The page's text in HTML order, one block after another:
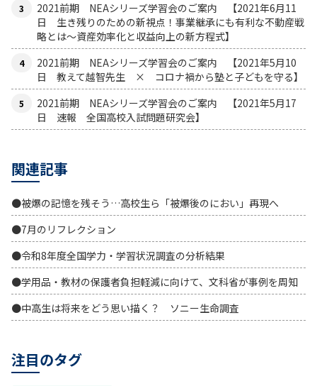
2021前期 NEAシリーズ学習会のご案内 【2021年6月11
日 生き残りのための新視点！事業継承にも有利な不動産戦
略とは〜資産効率化と収益向上の新方程式】
2021前期 NEAシリーズ学習会のご案内 【2021年5月10
日 教えて越智先生 × コロナ禍から塾と子どもを守る】
2021前期 NEAシリーズ学習会のご案内 【2021年5月17
日 速報 全国高校入試問題研究会】
関連記事
●被爆の記憶を残そう…高校生ら「被爆後のにおい」再現へ
●7月のリフレクション
●令和8年度全国学力・学習状況調査の分析結果
●学用品・教材の保護者負担軽減に向けて、文科省が事例を周知
●中高生は将来をどう思い描く？ ソニー生命調査
注目のタグ